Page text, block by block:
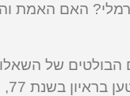
האם האמת
הבולטים של